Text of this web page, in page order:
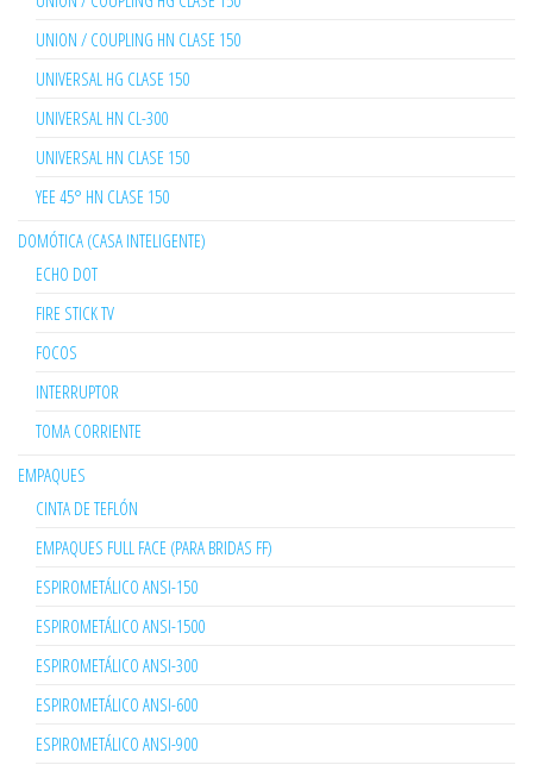
UNION / COUPLING HN CLASE 150
UNIVERSAL HG CLASE 150
UNIVERSAL HN CL-300
UNIVERSAL HN CLASE 150
YEE 45° HN CLASE 150
DOMÓTICA (CASA INTELIGENTE)
ECHO DOT
FIRE STICK TV
FOCOS
INTERRUPTOR
TOMA CORRIENTE
EMPAQUES
CINTA DE TEFLÓN
EMPAQUES FULL FACE (PARA BRIDAS FF)
ESPIROMETÁLICO ANSI-150
ESPIROMETÁLICO ANSI-1500
ESPIROMETÁLICO ANSI-300
ESPIROMETÁLICO ANSI-600
ESPIROMETÁLICO ANSI-900